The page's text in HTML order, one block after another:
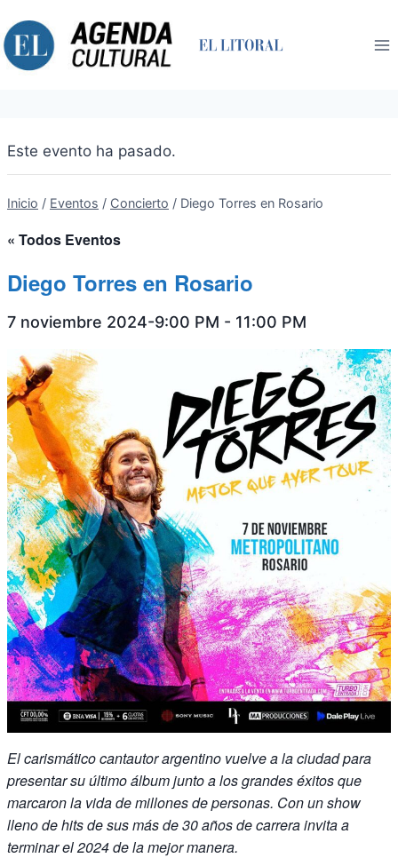
al
contenido
Este evento ha pasado.
Inicio / Eventos / Concierto / Diego Torres en Rosario
« Todos Eventos
Diego Torres en Rosario
7 noviembre 2024-9:00 PM - 11:00 PM
El carismático cantautor argentino vuelve a la ciudad para
presentar su último álbum junto a los grandes éxitos que
marcaron la vida de millones de personas. Con un show
lleno de hits de sus más de 30 años de carrera invita a
terminar el 2024 de la mejor manera.